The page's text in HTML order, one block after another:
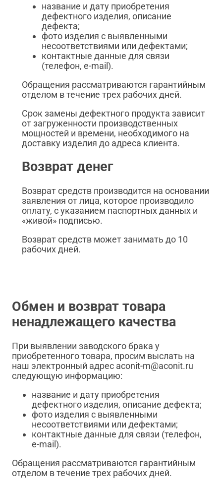
название и дату приобретения
дефектного изделия, описание
дефекта;
фото изделия с выявленными
несоответствиями или дефектами;
контактные данные для связи
(телефон, e-mail).
Обращения рассматриваются гарантийным
отделом в течение трех рабочих дней.
Срок замены дефектного продукта зависит
от загруженности производственных
мощностей и времени, необходимого на
доставку изделия до адреса клиента.
Возврат денег
Возврат средств производится на основании
заявления от лица, которое производило
оплату, с указанием паспортных данных и
«живой» подписью.
Возврат средств может занимать до 10
рабочих дней.
Обмен и возврат товара
ненадлежащего качества
При выявлении заводского брака у
приобретенного товара, просим выслать на
наш электронный адрес aconit-m@aconit.ru
следующую информацию:
название и дату приобретения
дефектного изделия, описание дефекта;
фото изделия с выявленными
несоответствиями или дефектами;
контактные данные для связи (телефон,
e-mail).
Обращения рассматриваются гарантийным
отделом в течение трех рабочих дней.